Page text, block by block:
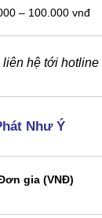
– 100.000 vnđ
liên hệ tới hotline
Như Ý
gia (VNĐ)